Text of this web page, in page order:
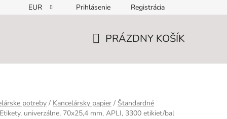
EUR Prihlásenie Registrácia
PRÁZDNY KOŠÍK
potreby / Kancelársky papier / Štandardné
Etikety, univerzálne, 70x25,4 mm, APLI, 3300 etikiet/bal